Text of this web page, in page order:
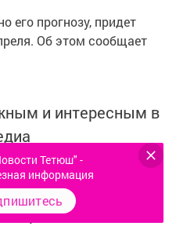
его прогнозу, придет
Об этом сообщает
и интересным в
в
MАХ:
Тетюш" -
информация